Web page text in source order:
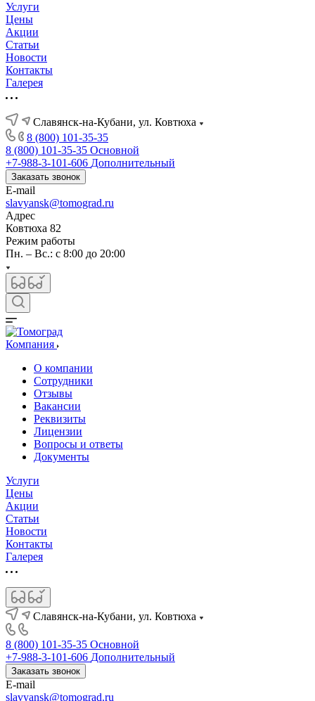
Услуги
Цены
Акции
Статьи
Новости
Контакты
Галерея
Славянск-на-Кубани, ул. Ковтюха
8 (800) 101-35-35
8 (800) 101-35-35 Основной
+7-988-3-101-606 Дополнительный
Заказать звонок
E-mail
slavyansk@tomograd.ru
Адрес
Ковтюха 82
Режим работы
Пн. – Вс.: с 8:00 до 20:00
Компания
О компании
Сотрудники
Отзывы
Вакансии
Реквизиты
Лицензии
Вопросы и ответы
Документы
Услуги
Цены
Акции
Статьи
Новости
Контакты
Галерея
Славянск-на-Кубани, ул. Ковтюха
8 (800) 101-35-35 Основной
+7-988-3-101-606 Дополнительный
Заказать звонок
E-mail
slavyansk@tomograd.ru